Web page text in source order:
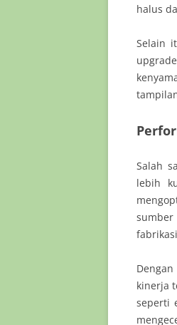
halus
Selain
Salah
lebih
kinerja
seperti